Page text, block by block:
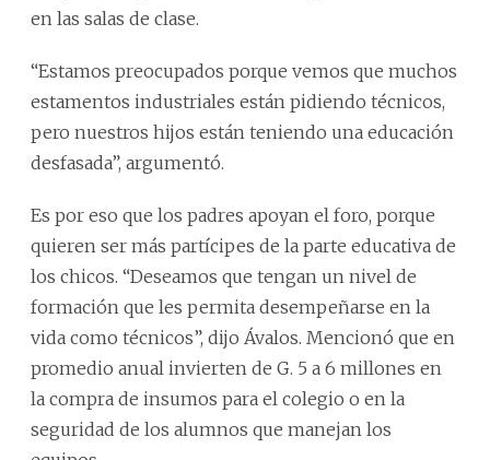
en las salas de clase.
“Estamos preocupados porque vemos que muchos
estamentos industriales están pidiendo técnicos,
pero nuestros hijos están teniendo una educación
desfasada”, argumentó.
Es por eso que los padres apoyan el foro, porque
quieren ser más partícipes de la parte educativa de
los chicos. “Deseamos que tengan un nivel de
formación que les permita desempeñarse en la
vida como técnicos”, dijo Ávalos. Mencionó que en
promedio anual invierten de G. 5 a 6 millones en
la compra de insumos para el colegio o en la
seguridad de los alumnos que manejan los